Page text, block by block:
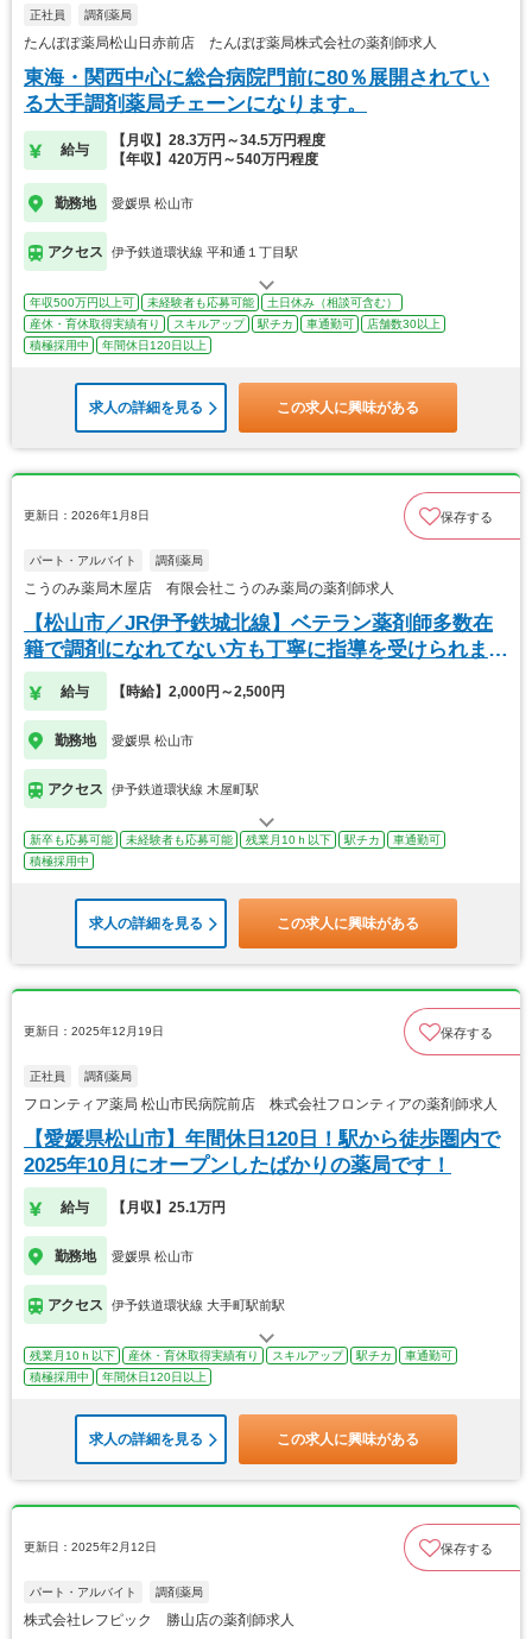
正社員 調剤薬局
たんぽぽ薬局松山日赤前店 たんぽぽ薬局株式会社の薬剤師求人
東海・関西中心に総合病院門前に80％展開されてい
る大手調剤薬局チェーンになります。
給与
【月収】28.3万円～34.5万円程度
【年収】420万円～540万円程度
勤務地 愛媛県 松山市
アクセス 伊予鉄道環状線 平和通１丁目駅
年収500万円以上可 未経験者も応募可能
土日休み（相談可含む）
産休・育休取得実績有り
スキルアップ 駅チカ 車通勤可
店舗数30以上
積極採用中
年間休日120日以上
求人の詳細を見る この求人に興味がある
更新日：2026年1月8日 保存する
パート・アルバイト 調剤薬局
こうのみ薬局木屋店 有限会社こうのみ薬局の薬剤師求人
【松山市／JR伊予鉄城北線】ベテラン薬剤師多数在
籍で調剤になれてない方も丁寧に指導を受けられま
す！
給与 【時給】2,000円～2,500円
勤務地 愛媛県 松山市
アクセス 伊予鉄道環状線 木屋町駅
新卒も応募可能 未経験者も応募可能 残業月10ｈ以下 駅チカ
車通勤可
積極採用中
求人の詳細を見る この求人に興味がある
更新日：2025年12月19日 保存する
正社員 調剤薬局
フロンティア薬局 松山市民病院前店 株式会社フロンティアの薬剤師求人
【愛媛県松山市】年間休日120日！駅から徒歩圏内で
2025年10月にオープンしたばかりの薬局です！
給与 【月収】25.1万円
勤務地 愛媛県 松山市
アクセス 伊予鉄道環状線 大手町駅前駅
残業月10ｈ以下 産休・育休取得実績有り スキルアップ 駅チカ
車通勤可
積極採用中
年間休日120日以上
求人の詳細を見る この求人に興味がある
更新日：2025年2月12日 保存する
パート・アルバイト 調剤薬局
株式会社レフピック 勝山店の薬剤師求人